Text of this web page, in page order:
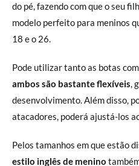
do pé, fazendo com que o seu
modelo perfeito para meninos
18 e o 26.
Pode utilizar tanto as botas
ambos são bastante flexíveis,
desenvolvimento. Além disso,
atacadores, poderá ajustá-los
Pelos tamanhos em que estão
estilo inglês de menino